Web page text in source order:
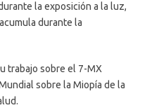
la exposición a la luz,
durante la
trabajo sobre el 7-MX
sobre la Miopía de la